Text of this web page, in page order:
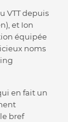
VTT depuis
et Ion
équipée
noms
en fait un
bref